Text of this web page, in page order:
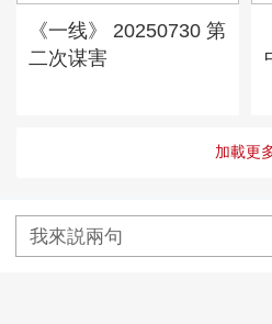
《一线》 20250730 第
二次谋害
加載更
我來説兩句